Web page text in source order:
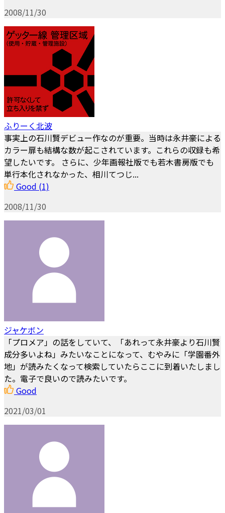
2008/11/30
ふりーく北波
事実上の石川賢デビュー作なのが重要。当時は永井豪による
カラー扉も結構な数が起こされています。これらの収録も希
望したいです。 さらに、少年画報社版でも若木書房版でも
単行本化されなかった、相川てつじ...
Good (1)
2008/11/30
ジャケボン
「プロメア」の話をしていて、「あれって永井豪より石川賢
成分多いよね」みたいなことになって、むやみに「学園番外
地」が読みたくなって検索していたらここに到着いたしまし
た。電子で良いので読みたいです。
Good
2021/03/01